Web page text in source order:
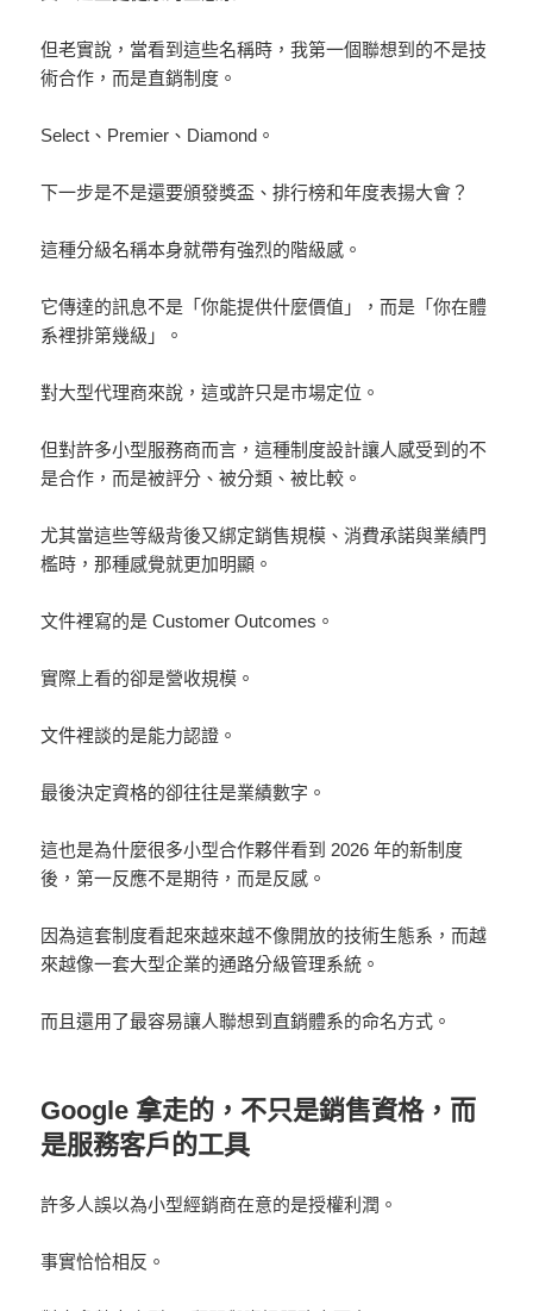
但老實說，當看到這些名稱時，我第一個聯想到的不是技
術合作，而是直銷制度。
Select、Premier、Diamond。
下一步是不是還要頒發獎盃、排行榜和年度表揚大會？
這種分級名稱本身就帶有強烈的階級感。
它傳達的訊息不是「你能提供什麼價值」，而是「你在體
系裡排第幾級」。
對大型代理商來說，這或許只是市場定位。
但對許多小型服務商而言，這種制度設計讓人感受到的不
是合作，而是被評分、被分類、被比較。
尤其當這些等級背後又綁定銷售規模、消費承諾與業績門
檻時，那種感覺就更加明顯。
文件裡寫的是 Customer Outcomes。
實際上看的卻是營收規模。
文件裡談的是能力認證。
最後決定資格的卻往往是業績數字。
這也是為什麼很多小型合作夥伴看到 2026 年的新制度
後，第一反應不是期待，而是反感。
因為這套制度看起來越來越不像開放的技術生態系，而越
來越像一套大型企業的通路分級管理系統。
而且還用了最容易讓人聯想到直銷體系的命名方式。
Google 拿走的，不只是銷售資格，而
是服務客戶的工具
許多人誤以為小型經銷商在意的是授權利潤。
事實恰恰相反。